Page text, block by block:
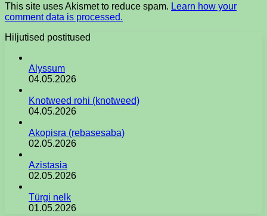
This site uses Akismet to reduce spam. Learn how your
comment data is processed.
Hiljutised postitused
Alyssum
04.05.2026
Knotweed rohi (knotweed)
04.05.2026
Akopisra (rebasesaba)
02.05.2026
Azistasia
02.05.2026
Türgi nelk
01.05.2026